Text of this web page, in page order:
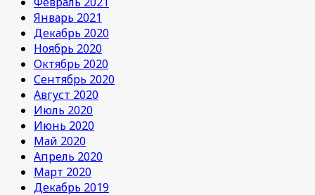
Январь 2021
Декабрь 2020
Ноябрь 2020
Октябрь 2020
Сентябрь 2020
Август 2020
Июль 2020
Июнь 2020
Май 2020
Апрель 2020
Март 2020
Декабрь 2019